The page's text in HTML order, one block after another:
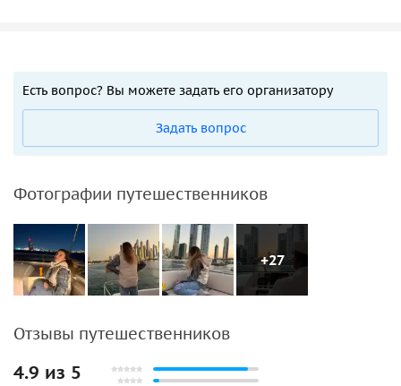
Есть вопрос? Вы можете задать его организатору
Задать вопрос
Фотографии путешественников
+27
Отзывы путешественников
4.9 из 5